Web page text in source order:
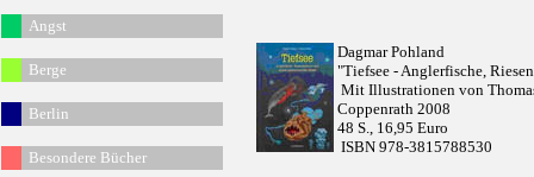
Angst
Berge
Berlin
Besondere Bücher
Dagmar Pohland
"Tiefsee - Anglerfische,
Mit Illustrationen von
Coppenrath 2008
48 S., 16,95 Euro
ISBN 978-3815788530